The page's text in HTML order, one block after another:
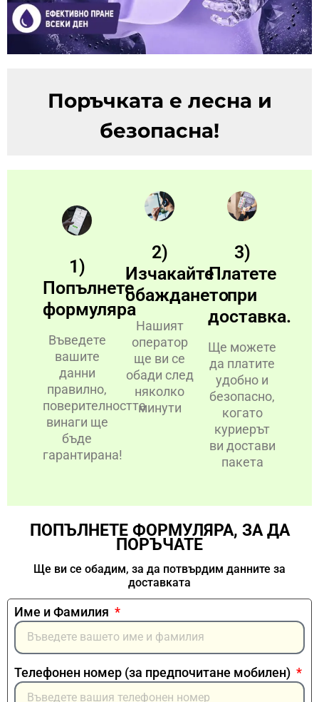
Поръчката е лесна и
безопасна!
1)
Попълнете
формуляра
Въведете
вашите
данни
правилно,
поверителността
винаги ще
бъде
гарантирана!
2)
Изчакайте
обаждането
Нашият
оператор
ще ви се
обади след
няколко
минути
3)
Платете
при
доставка.
Ще можете
да платите
удобно и
безопасно,
когато
куриерът
ви достави
пакета
ПОПЪЛНЕТЕ ФОРМУЛЯРА, ЗА ДА
ПОРЪЧАТЕ
Ще ви се обадим, за да потвърдим данните за
доставката
Име и Фамилия
Телефонен номер (за предпочитане мобилен)